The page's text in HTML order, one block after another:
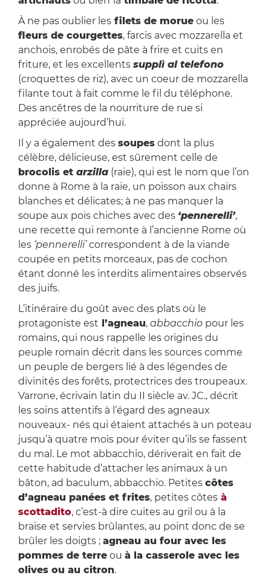
À ne pas oublier lesfilets de morueou les
fleurs de courgettes, farcis avec mozzarella et
anchois, enrobés de pâte à frire et cuits en
friture, et les excellents supplì al telefono
(croquettes de riz), avec un coeur de mozzarella
filante tout à fait comme le fil du téléphone.
Des ancêtres de la nourriture de rue si
appréciée aujourd’hui.
Il y a également des soupesdont la plus
célèbre, délicieuse, est sûrement celle de
brocolis et arzilla(raie), qui est le nom que l’on
donne à Rome à la raie, un poisson aux chairs
blanches et délicates; à ne pas manquer la
soupe aux pois chiches avec des ‘pennerelli’,
une recette qui remonte à l’ancienne Rome où
les ‘pennerelli’correspondent à de la viande
coupée en petits morceaux, pas de cochon
étant donné les interdits alimentaires observés
des juifs.
L’itinéraire du goût avec des plats où le
protagoniste est l’agneau, abbacchiopour les
romains, qui nous rappelle les origines du
peuple romain décrit dans les sources comme
un peuple de bergers lié à des légendes de
divinités des forêts, protectrices des troupeaux.
Varrone, écrivain latin du II siècle av. JC., décrit
les soins attentifs à l’égard des agneaux
nouveaux- nés qui étaient attachés à un poteau
jusqu’à quatre mois pour éviter qu’ils se fassent
du mal. Le mot abbacchio, dériverait en fait de
cette habitude d’attacher les animaux à un
bâton, ad baculum, abbacchio. Petites côtes
d’agneau panées et frites, petites côtes à
scottadito, c’est-à dire cuites au gril ou à la
braise et servies brûlantes, au point donc de se
brûler les doigts ; agneau au four avec les
pommes de terreou à la casserole avec les
olives ou au citron.